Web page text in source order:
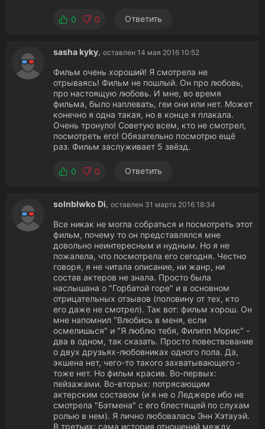
0 0 Ответить
sasha kyky, оставлен 14 мая 2016 10:52
Фильм очень хороший! Я смотрела не
отрываясь! Фильм не пошлый. Он про любовь,
про настоящую любовь. И мне, во время
фильма, было наплевать, геи они или нет. Может
конечно я одна такая, но в конце я плакала.
Очень тронуло! Советую всем, кто не смотрел,
посмотреть его! Обязательно посмотрю ещё
раз. Фильм заслуживает 5 звёзд.
0 0 Ответить
solnblwko Di, оставлен 31 марта 2016 18:34
Все никак не могла собраться и посмотреть этот
фильм, почему то он представлялся мне
довольно неинтересным и нудным. Но я не
пожалела, что посмотрела его сегодня. Честно
говоря, я не читала описание, ни жанр, ни
состав актеров не знала. Просто была
наслышана о "Горбатой горе" и в основном
отрицательных отзывов (половину от тех, кто
его даже не смотрел). Так вот: фильм хорош. Он
мне напомнил "Влюбись в меня, если
осмелишься" и "Я люблю тебя, Филипп Морис" -
два в одном, так сказать. Просто повествование
о двух друзьях-любовниках одного пола. Да,
экшена нет, чего-то такого захватывающего -
тоже нет. Но фильм красив. Во-первых:
пейзажами. Во-вторых: потрясающим
актерским составом (и я не о Леджере ибо не
смотрела "Бэтмена" с его блестящей по слухам
ролью в нем). Я лично любовалась Энн Хэтауэй.
В третьих: сама история отношений между